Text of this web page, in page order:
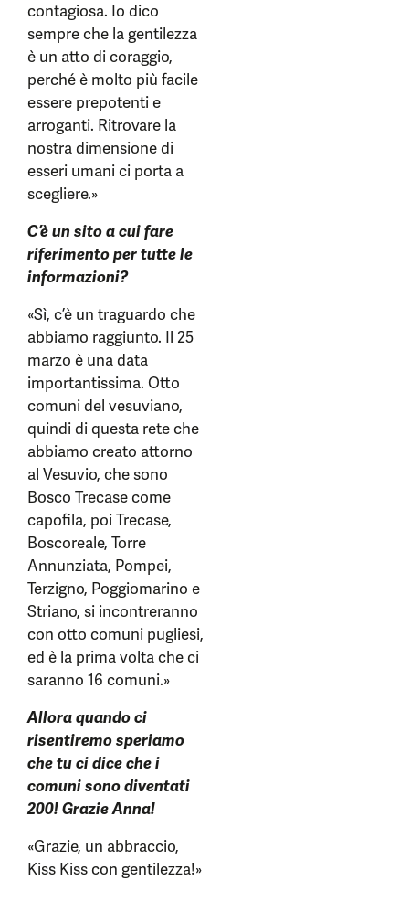
contagiosa. Io dico
sempre che la gentilezza
è un atto di coraggio,
perché è molto più facile
essere prepotenti e
arroganti. Ritrovare la
nostra dimensione di
esseri umani ci porta a
scegliere.»
C’è un sito a cui fare
riferimento per tutte le
informazioni?
«Sì, c’è un traguardo che
abbiamo raggiunto. Il 25
marzo è una data
importantissima. Otto
comuni del vesuviano,
quindi di questa rete che
abbiamo creato attorno
al Vesuvio, che sono
Bosco Trecase come
capofila, poi Trecase,
Boscoreale, Torre
Annunziata, Pompei,
Terzigno, Poggiomarino e
Striano, si incontreranno
con otto comuni pugliesi,
ed è la prima volta che ci
saranno 16 comuni.»
Allora quando ci
risentiremo speriamo
che tu ci dice che i
comuni sono diventati
200! Grazie Anna!
«Grazie, un abbraccio,
Kiss Kiss con gentilezza!»